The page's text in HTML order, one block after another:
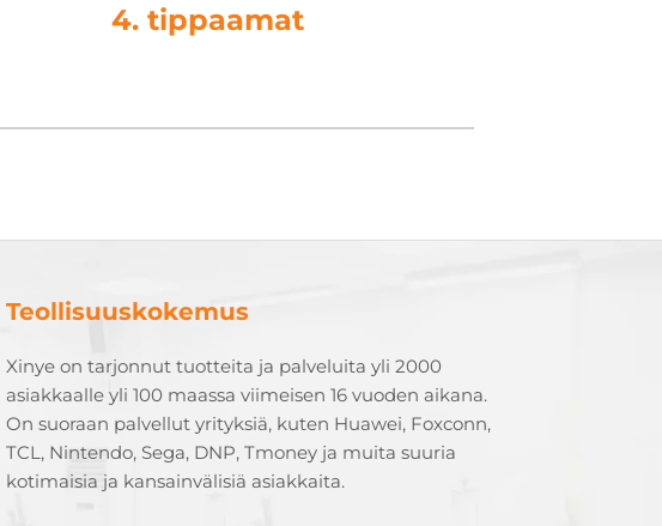
4. tippaamat
Teollisuuskokemus
Xinye on tarjonnut tuotteita ja palveluita yli 2000
asiakkaalle yli 100 maassa viimeisen 16 vuoden aikana.
On suoraan palvellut yrityksiä, kuten Huawei, Foxconn,
TCL, Nintendo, Sega, DNP, Tmoney ja muita suuria
kotimaisia ja kansainvälisiä asiakkaita.